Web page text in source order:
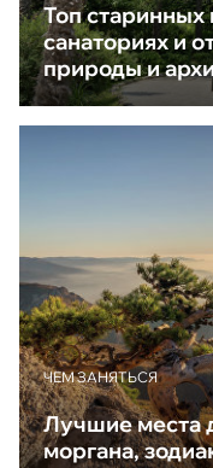
Топ
санаториях и
природы и
ЧЕМ ЗАНЯТЬСЯ
Лучшие места
моргана,